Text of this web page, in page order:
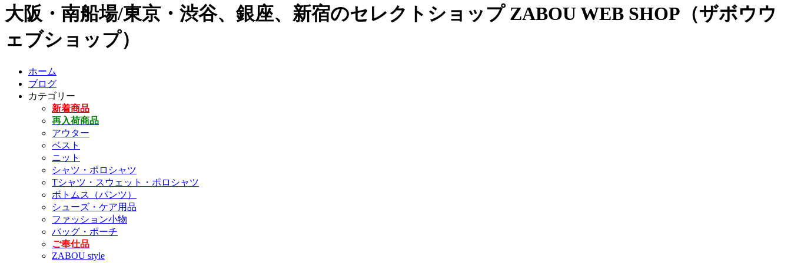
大阪・南船場/東京・渋谷、銀座、新宿のセレクトショップ ZABOU WEB SHOP（ザボウウ
ェブショップ）
ホーム
ブログ
カテゴリー
新着商品
再入荷商品
アウター
ベスト
ニット
シャツ・ポロシャツ
Tシャツ・スウェット・ポロシャツ
ボトムス（パンツ）
シューズ・ケア用品
ファッション小物
バッグ・ポーチ
ご奉仕品
ZABOU style